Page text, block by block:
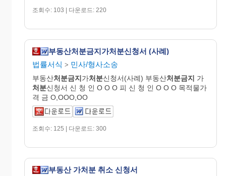
조회수: 103 | 다운로드: 220
부동산처분금지가처분신청서 (사례)
법률서식 > 민사/형사소송
부동산처분금지가처분신청서(사례) 부동산처분금지 가
처분신청서 신 청 인 O O O 피 신 청 인 O O O 목적물가
격 금 O,OOO,OO
조회수: 125 | 다운로드: 300
부동산 가처분 취소 신청서